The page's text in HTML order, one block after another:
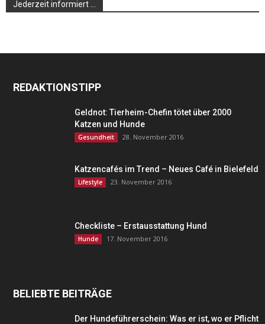
Jederzeit informiert …
REDAKTIONSTIPP
Geldnot: Tierheim-Chefin tötet über 2000
Katzen und Hunde
Gesundheit 28. November 2016
Katzencafés im Trend – Neues Café in Bielefeld
Lifestyle 23. November 2016
Checkliste – Erstausstattung Hund
Hunde 17. November 2016
BELIEBTE BEITRÄGE
Der Hundeführerschein: Was er ist, wo er Pflicht